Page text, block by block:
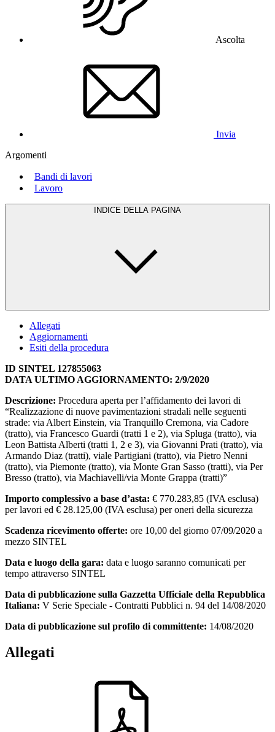
Ascolta
Invia
Argomenti
Bandi di lavori
Lavoro
INDICE DELLA PAGINA
Allegati
Aggiornamenti
Esiti della procedura
ID SINTEL 127855063
DATA ULTIMO AGGIORNAMENTO: 2/9/2020
Descrizione: Procedura aperta per l’affidamento dei lavori di
“Realizzazione di nuove pavimentazioni stradali nelle seguenti
strade: via Albert Einstein, via Tranquillo Cremona, via Cadore
(tratto), via Francesco Guardi (tratti 1 e 2), via Spluga (tratto), via
Leon Battista Alberti (tratti 1, 2 e 3), via Giovanni Prati (tratto), via
Armando Diaz (tratti), viale Partigiani (tratto), via Pietro Nenni
(tratto), via Piemonte (tratto), via Monte Gran Sasso (tratti), via Per
Bresso (tratto), via Machiavelli/via Monte Grappa (tratti)”
Importo complessivo a base d’asta: € 770.283,85 (IVA esclusa)
per lavori ed € 28.125,00 (IVA esclusa) per oneri della sicurezza
Scadenza ricevimento offerte: ore 10,00 del giorno 07/09/2020 a
mezzo SINTEL
Data e luogo della gara: data e luogo saranno comunicati per
tempo attraverso SINTEL
Data di pubblicazione sulla Gazzetta Ufficiale della Repubblica
Italiana: V Serie Speciale - Contratti Pubblici n. 94 del 14/08/2020
Data di pubblicazione sul profilo di committente: 14/08/2020
Allegati